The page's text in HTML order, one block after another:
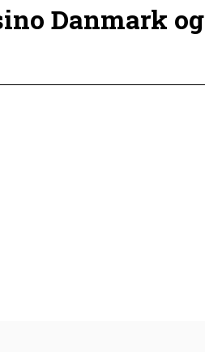
Danmark og